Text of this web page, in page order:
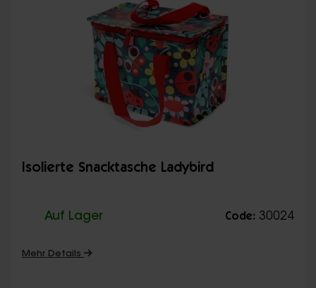
Isolierte Snacktasche Ladybird
Auf Lager Code: 30024
Mehr Details